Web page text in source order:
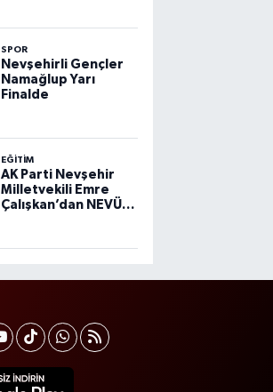
SPOR
Nevşehirli Gençler
Namağlup Yarı
Finalde
EĞITIM
AK Parti Nevşehir
Milletvekili Emre
Çalışkan’dan NEVÜ